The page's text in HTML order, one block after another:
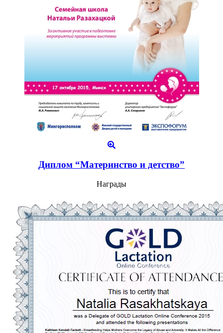
Диплом “Материнство и детство”
Награды